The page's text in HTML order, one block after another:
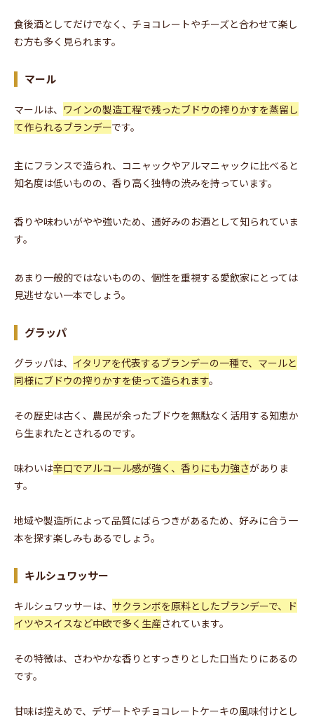
食後酒としてだけでなく、チョコレートやチーズと合わせて楽し
む方も多く見られます。
マール
マールは、 ワインの製造工程で残ったブドウの搾りかすを蒸留し
て作られるブランデーです。
主にフランスで造られ、コニャックやアルマニャックに比べると
知名度は低いものの、香り高く独特の渋みを持っています。
香りや味わいがやや強いため、通好みのお酒として知られていま
す。
あまり一般的ではないものの、個性を重視する愛飲家にとっては
見逃せない一本でしょう。
グラッパ
グラッパは、 イタリアを代表するブランデーの一種で、マールと
同様にブドウの搾りかすを使って造られます。
その歴史は古く、農民が余ったブドウを無駄なく活用する知恵か
ら生まれたとされるのです。
味わいは辛口でアルコール感が強く、香りにも力強さがありま
す。
地域や製造所によって品質にばらつきがあるため、好みに合う一
本を探す楽しみもあるでしょう。
キルシュワッサー
キルシュワッサーは、 サクランボを原料としたブランデーで、ド
イツやスイスなど中欧で多く生産されています。
その特徴は、さわやかな香りとすっきりとした口当たりにあるの
です。
甘味は控えめで、デザートやチョコレートケーキの風味付けとし